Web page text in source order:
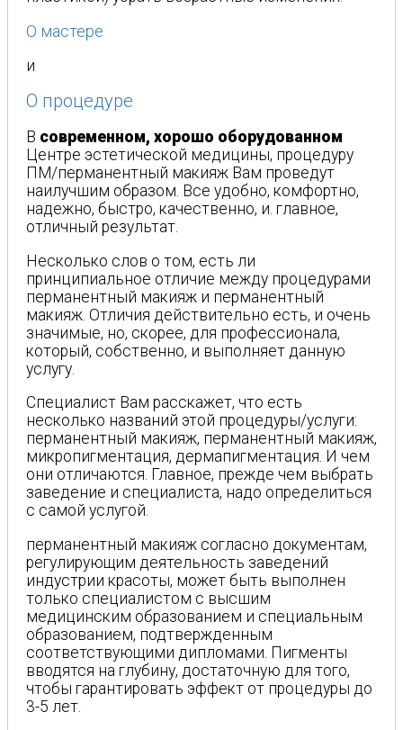
О мастере
и
О процедуре
В современном, хорошо оборудованном
Центре эстетической медицины, процедуру
ПМ/перманентный макияж Вам проведут
наилучшим образом. Все удобно, комфортно,
надежно, быстро, качественно, и. главное,
отличный результат.
Несколько слов о том, есть ли
принципиальное отличие между процедурами
перманентный макияж и перманентный
макияж. Отличия действительно есть, и очень
значимые, но, скорее, для профессионала,
который, собственно, и выполняет данную
услугу.
Специалист Вам расскажет, что есть
несколько названий этой процедуры/услуги:
перманентный макияж, перманентный макияж,
микропигментация, дермапигментация. И чем
они отличаются. Главное, прежде чем выбрать
заведение и специалиста, надо определиться
с самой услугой.
перманентный макияж согласно документам,
регулирующим деятельность заведений
индустрии красоты, может быть выполнен
только специалистом с высшим
медицинским образованием и специальным
образованием, подтвержденным
соответствующими дипломами. Пигменты
вводятся на глубину, достаточную для того,
чтобы гарантировать эффект от процедуры до
3-5 лет.